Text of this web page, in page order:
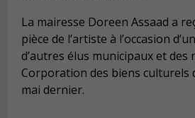
La mairesse Doreen Assaad a
pièce de l’artiste à l’occasion
d’autres élus municipaux et des
Corporation des biens culturels
mai dernier.